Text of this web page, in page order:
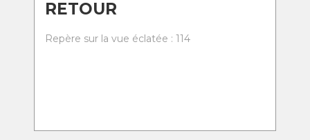
RETOUR
Repère sur la vue éclatée : 114